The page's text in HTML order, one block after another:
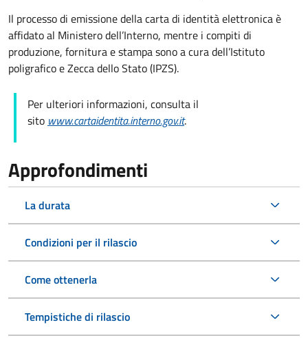
Il processo di emissione della carta di identità elettronica è
affidato al Ministero dell’Interno, mentre i compiti di
produzione, fornitura e stampa sono a cura dell’Istituto
poligrafico e Zecca dello Stato (IPZS).
Per ulteriori informazioni, consulta il
sito www.cartaidentita.interno.gov.it.
Approfondimenti
La durata
Condizioni per il rilascio
Come ottenerla
Tempistiche di rilascio